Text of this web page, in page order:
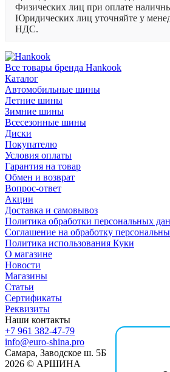
Физических лиц при оплате
Юридических лиц уточняйте у
НДС.
Все товары бренда Hankook
Каталог
Автомобильные шины
Летние шины
Зимние шины
Всесезонные шины
Диски
Покупателю
Условия оплаты
Гарантия на товар
Обмен и возврат
Вопрос-ответ
Акции
Доставка и самовывоз
Политика обработки персональных
Соглашение на обработку
Политика использования Куки
О магазине
Новости
Магазины
Статьи
Сертификаты
Реквизиты
Наши контакты
+7 961 382-47-79
info@euro-shina.pro
Самара, Заводское ш. 5Б
2026 © АРШИНА